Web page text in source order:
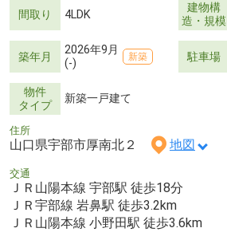
間取り 4LDK
建物構
造・規模
築年月
2026年9月
(-)
新築 駐車場
物件
タイプ
新築一戸建て
住所
山口県宇部市厚南北２ 地図
交通
ＪＲ山陽本線 宇部駅 徒歩18分
ＪＲ宇部線 岩鼻駅 徒歩3.2km
ＪＲ山陽本線 小野田駅 徒歩3.6km